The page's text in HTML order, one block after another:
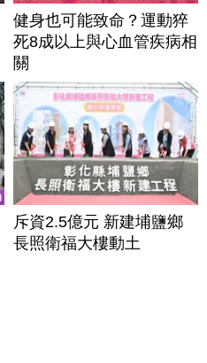
健身也可能致命？運動猝
死8成以上與心血管疾病相
關
斥資2.5億元 新建埔鹽鄉
長照衛福大樓動土